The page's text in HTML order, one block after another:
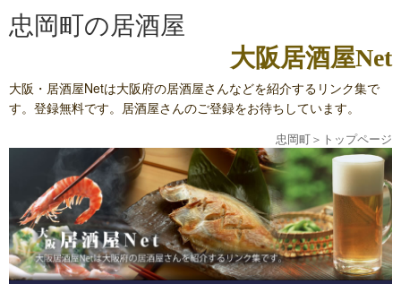
忠岡町の居酒屋
大阪居酒屋Net
大阪・居酒屋Netは大阪府の居酒屋さんなどを紹介するリンク集で
す。登録無料です。居酒屋さんのご登録をお待ちしています。
忠岡町＞ トップページ